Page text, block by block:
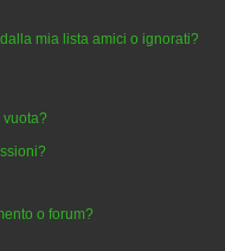
mia lista amici o ignorati?
vuota?
o forum?